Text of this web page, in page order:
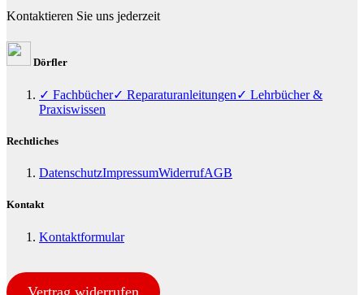
Kontaktieren Sie uns jederzeit
Dörfler
✓ Fachbücher✓ Reparaturanleitungen✓ Lehrbücher &
Praxiswissen
Rechtliches
DatenschutzImpressumWiderrufAGB
Kontakt
Kontaktformular
Vertrag widerrufen